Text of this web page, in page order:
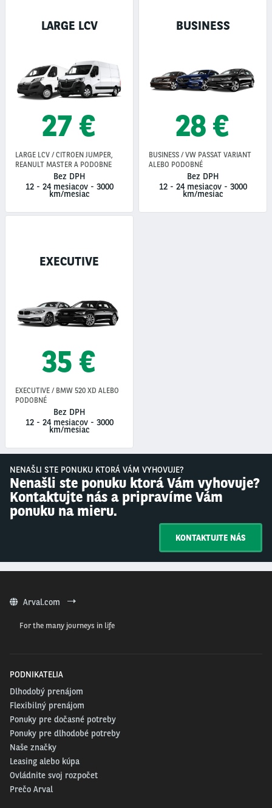
LARGE LCV
27 €
LARGE LCV / CITROEN JUMPER,
REANULT MASTER A PODOBNE
Bez DPH
12 - 24 mesiacov - 3000
km/mesiac
BUSINESS
28 €
BUSINESS / VW PASSAT VARIANT
ALEBO PODOBNÉ
Bez DPH
12 - 24 mesiacov - 3000
km/mesiac
EXECUTIVE
35 €
EXECUTIVE / BMW 520 XD ALEBO
PODOBNÉ
Bez DPH
12 - 24 mesiacov - 3000
km/mesiac
NENAŠLI STE PONUKU KTORÁ VÁM VYHOVUJE?
Nenašli ste ponuku ktorá Vám vyhovuje?
Kontaktujte nás a pripravíme Vám
ponuku na mieru.
KONTAKTUJTE NÁS
Arval.com
For the many journeys in life
PODNIKATELIA
Dlhodobý prenájom
Flexibilný prenájom
Ponuky pre dočasné potreby
Ponuky pre dlhodobé potreby
Naše značky
Leasing alebo kúpa
Ovládnite svoj rozpočet
Prečo Arval